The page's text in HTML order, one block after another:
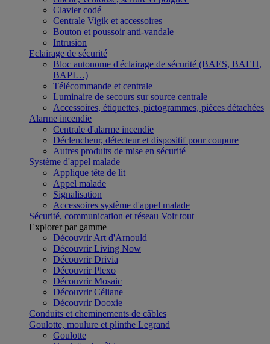
Clavier codé
Centrale Vigik et accessoires
Bouton et poussoir anti-vandale
Intrusion
Eclairage de sécurité
Bloc autonome d'éclairage de sécurité (BAES, BAEH,
BAPI…)
Télécommande et centrale
Luminaire de secours sur source centrale
Accessoires, étiquettes, pictogrammes, pièces détachées
Alarme incendie
Centrale d'alarme incendie
Déclencheur, détecteur et dispositif pour coupure
Autres produits de mise en sécurité
Système d'appel malade
Applique tête de lit
Appel malade
Signalisation
Accessoires système d'appel malade
Sécurité, communication et réseau Voir tout
Explorer par gamme
Découvrir Art d'Arnould
Découvrir Living Now
Découvrir Drivia
Découvrir Plexo
Découvrir Mosaic
Découvrir Céliane
Découvrir Dooxie
Conduits et cheminements de câbles
Goulotte, moulure et plinthe Legrand
Goulotte